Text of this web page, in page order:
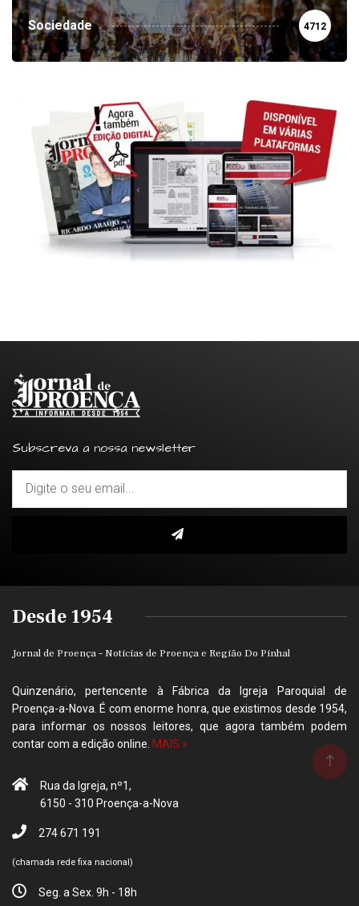
Sociedade 4712
Subscreva a nossa newsletter
Desde 1954
Jornal de Proença – Noticias de Proença e Região Do Pinhal
Quinzenário, pertencente à Fábrica da Igreja Paroquial de
Proença-a-Nova. É com enorme honra, que existimos desde 1954,
para informar os nossos leitores, que agora também podem
contar com a edição online. MAIS »
Rua da Igreja, nº1,
6150 - 310 Proença-a-Nova
274 671 191
(chamada rede fixa nacional)
Seg. a Sex. 9h - 18h